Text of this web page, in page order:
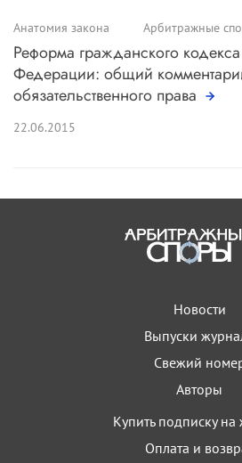
Анатомия закона Арбитражные
Реформа гражданского
Федерации: общий
обязательственного права
22.06.2015
Новости
Выпуски
Свежий
Авторы
Купить подписку на
Оплата и